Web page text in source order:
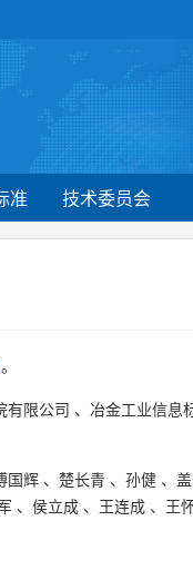
准 技术委员会
。
有限公司 、 冶金工业信息
国辉 、 楚长青 、 孙健 、
、 侯立成 、 王连成 、 王